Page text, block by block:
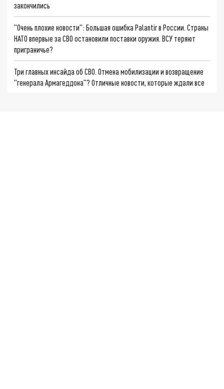
закончились
"Очень плохие новости": Большая ошибка Palantir в России. Страны
НАТО впервые за СВО остановили поставки оружия. ВСУ теряют
приграничье?
Три главных инсайда об СВО. Отмена мобилизации и возвращение
"генерала Армагеддона"? Отличные новости, которые ждали все